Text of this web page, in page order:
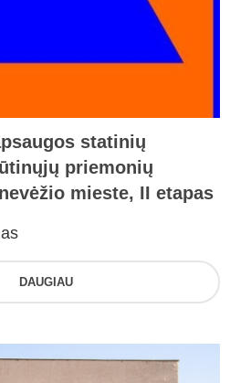
statinių
priemonių
mieste, II etapas
DAUGIAU